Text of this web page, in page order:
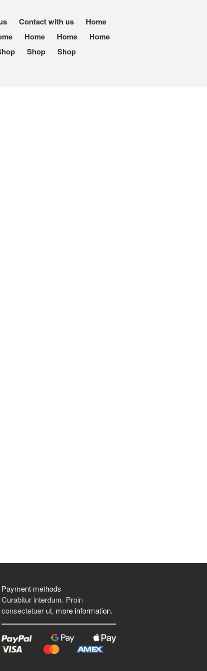
Contact with us
Home
Home Home
Home
Shop
Shop
Payment methods
Curabitur interdum. Proin
consectetuer ut, more information.